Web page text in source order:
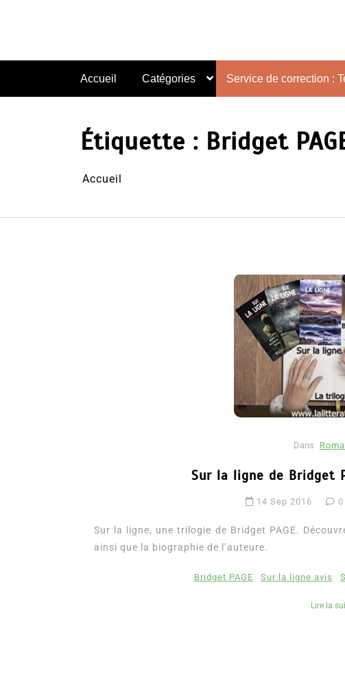
Accueil Catégories Service de correction :
Étiquette : Bridget
Accueil
Dans
Sur la ligne de Bridget
14 Sep 2016 0
Sur la ligne, une trilogie de Bridget PAGE.
ainsi que la biographie de l’auteure.
Bridget PAGE Sur la ligne avis
Lire la
Romance
Romances – l’actualité : été
2026
6 Juil 2026 0 3 052 words
littérature sentimentale romance